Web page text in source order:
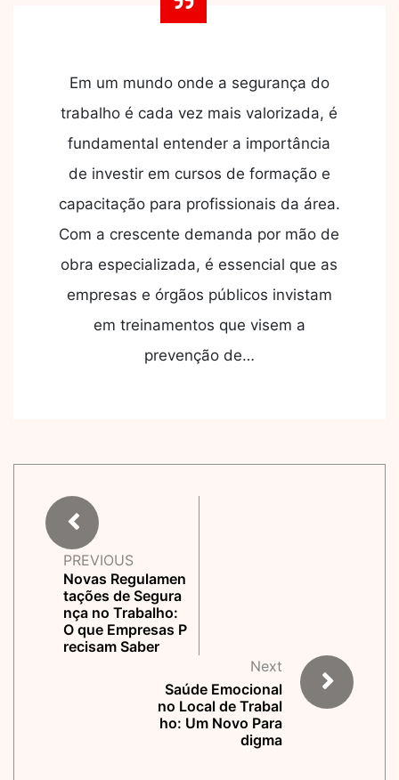
Em um mundo onde a segurança do
trabalho é cada vez mais valorizada, é
fundamental entender a importância
de investir em cursos de formação e
capacitação para profissionais da área.
Com a crescente demanda por mão de
obra especializada, é essencial que as
empresas e órgãos públicos invistam
em treinamentos que visem a
prevenção de…
PREVIOUS
Novas Regulamen
tações de Segura
nça no Trabalho:
O que Empresas P
recisam Saber
Next
Saúde Emocional
no Local de Trabal
ho: Um Novo Para
digma